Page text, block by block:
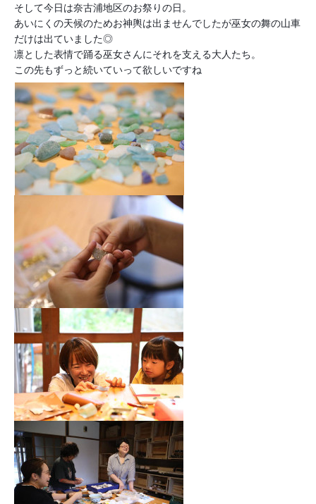
そして今日は奈古浦地区のお祭りの日。
あいにくの天候のためお神輿は出ませんでしたが巫女の舞の山車
だけは出ていました◎
凛とした表情で踊る巫女さんにそれを支える大人たち。
この先もずっと続いていって欲しいですね